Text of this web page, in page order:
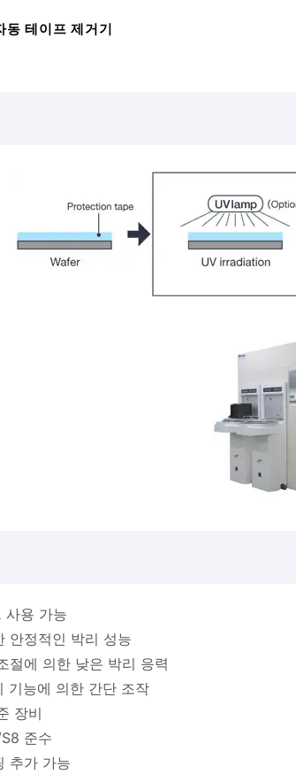
테이프 제거기
사용 가능
안정적인 박리 성능
절에 의한 낮은 박리 응력
기능에 의한 간단 조작
장비
준수
추가 가능